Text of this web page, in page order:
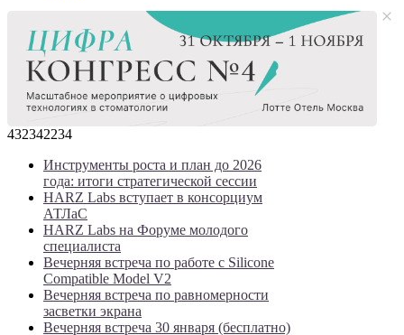
432342234
Инструменты роста и план до 2026
года: итоги стратегической сессии
HARZ Labs вступает в консорциум
АТЛаС
HARZ Labs на Форуме молодого
специалиста
Вечерняя встреча по работе с Silicone
Compatible Model V2
Вечерняя встреча по равномерности
засветки экрана
Вечерняя встреча 30 января (бесплатно)